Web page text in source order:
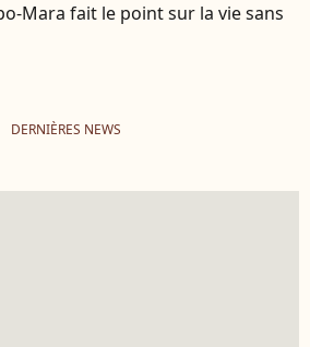
Mara fait le point sur la vie sans
DERNIÈRES NEWS